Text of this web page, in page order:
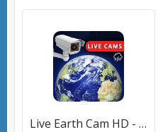
Live Earth Cam HD - веб-камера, вид со спутника